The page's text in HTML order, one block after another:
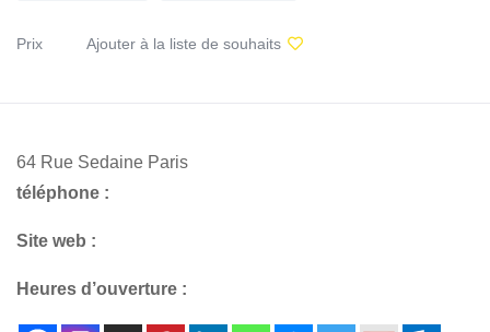
Prix Ajouter à la liste de souhaits
64 Rue Sedaine Paris
téléphone :
Site web :
Heures d’ouverture :